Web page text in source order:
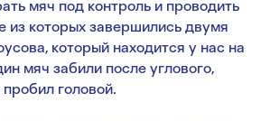
мяч под контроль и проводить
из которых завершились двумя
который находится у нас на
мяч забили после углового,
головой.